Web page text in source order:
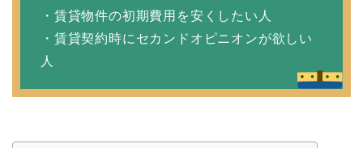
・賃貸物件の初期費用を安くしたい人
・賃貸契約時にセカンドオピニオンが欲しい
人